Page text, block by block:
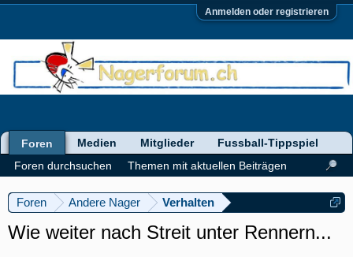
Anmelden oder registrieren
Foren Andere Nager Verhalten
Wie weiter nach Streit unter Rennern...
Foren
Foren durchsuchen
Themen mit aktuellen Beiträgen
Medien Mitglieder Fussball-Tippspiel